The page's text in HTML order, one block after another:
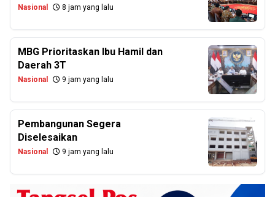
Nasional 8 jam yang lalu
MBG Prioritaskan Ibu Hamil dan
Daerah 3T
Nasional 9 jam yang lalu
Pembangunan Segera
Diselesaikan
Nasional 9 jam yang lalu